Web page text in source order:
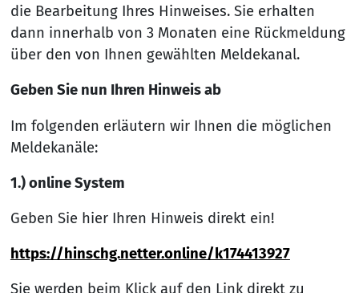
die Bearbeitung Ihres Hinweises. Sie erhalten
dann innerhalb von 3 Monaten eine Rückmeldung
über den von Ihnen gewählten Meldekanal.
Geben Sie nun Ihren Hinweis ab
Im folgenden erläutern wir Ihnen die möglichen
Meldekanäle:
1.) online System
Geben Sie hier Ihren Hinweis direkt ein!
https://hinschg.netter.online/k174413927
Sie werden beim Klick auf den Link direkt zu